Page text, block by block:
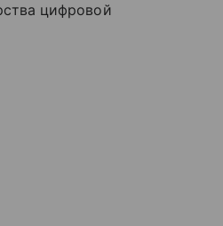
цифровой